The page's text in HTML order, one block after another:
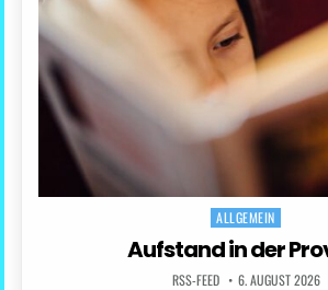
Posted
in
ALLGEMEIN
Aufstand in der
RSS-FEED 6. AUGUST 2026